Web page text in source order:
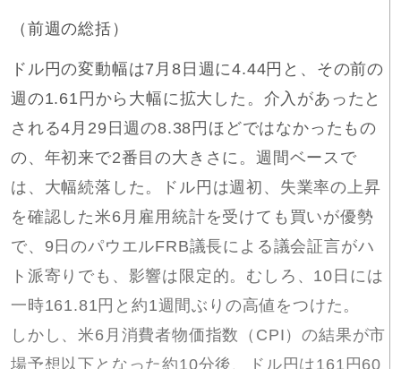
（前週の総括）
ドル円の変動幅は7月8日週に4.44円と、その前の
週の1.61円から大幅に拡大した。介入があったと
される4月29日週の8.38円ほどではなかったもの
の、年初来で2番目の大きさに。週間ベースで
は、大幅続落した。ドル円は週初、失業率の上昇
を確認した米6月雇用統計を受けても買いが優勢
で、9日のパウエルFRB議長による議会証言がハ
ト派寄りでも、影響は限定的。むしろ、10日には
一時161.81円と約1週間ぶりの高値をつけた。
しかし、米6月消費者物価指数（CPI）の結果が市
場予想以下となった約10分後、ドル円は161円60